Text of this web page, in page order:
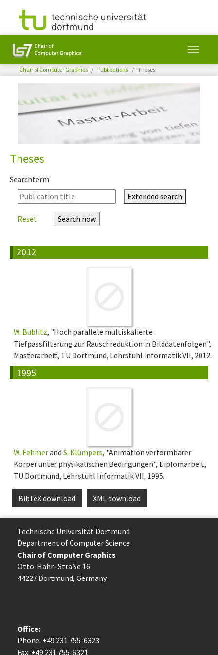
Skip to main content
You are here:
Chair of Computer Graphics Publications Theses
Theses
Searchterm
Extended search
Reset
2012
W. Bublitz, "Hoch parallele multiskalierte
Tiefpassfilterung zur Rauschreduktion in Bilddatenfolgen",
Masterarbeit, TU Dortmund, Lehrstuhl Informatik VII, 2012.
1995
W. Fehmerand S. Klümpers, "Animation verformbarer
Körper unter physikalischen Bedingungen", Diplomarbeit,
TU Dortmund, Lehrstuhl Informatik VII, 1995.
BibTeX download XML download
Technische Uni­ver­si­tät Dort­mund
Department of Computer Science
Chair of Computer Graphics
Otto-Hahn-Straße 16
44227 Dort­mund, Germany
Office:
Phone: +49 231 755-6323
Fax: +49 231 755-6321